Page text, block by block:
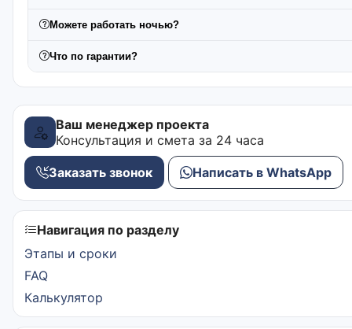
Можете работать ночью?
Что по гарантии?
Ваш менеджер проекта
Консультация и смета за 24 часа
Заказать звонок Написать в WhatsApp
Навигация по разделу
Этапы и сроки
FAQ
Калькулятор